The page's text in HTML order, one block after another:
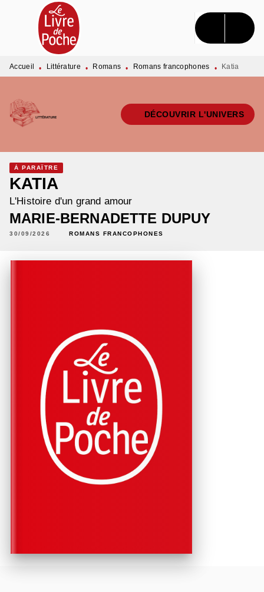
MENU RECHERCHE CONTENU
PIED DE PAGE
Accueil • Littérature • Romans • Romans francophones • Katia
DÉCOUVRIR L'UNIVERS
À PARAÎTRE
KATIA
L'Histoire d'un grand amour
MARIE-BERNADETTE DUPUY
30/09/2026 ROMANS FRANCOPHONES